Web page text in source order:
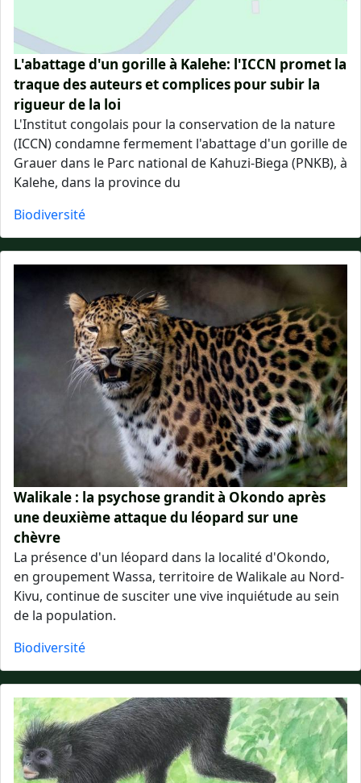
L'abattage d'un gorille à Kalehe: l'ICCN promet la
traque des auteurs et complices pour subir la
rigueur de la loi
L'Institut congolais pour la conservation de la nature
(ICCN) condamne fermement l'abattage d'un gorille de
Grauer dans le Parc national de Kahuzi-Biega (PNKB), à
Kalehe, dans la province du
Biodiversité
Walikale : la psychose grandit à Okondo après
une deuxième attaque du léopard sur une
chèvre
La présence d'un léopard dans la localité d'Okondo,
en groupement Wassa, territoire de Walikale au Nord-
Kivu, continue de susciter une vive inquiétude au sein
de la population.
Biodiversité